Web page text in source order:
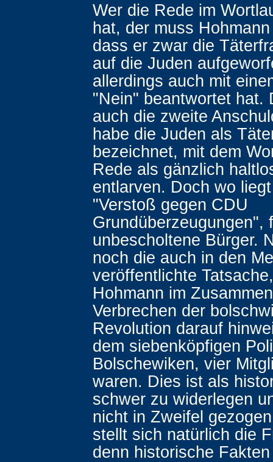
Wer die Rede im
hat, der muss
dass er zwar die
auf die Juden
allerdings auch mit
"Nein" beantwortet hat.
auch die zweite
habe die Juden als
bezeichnet, mit dem
Rede als gänzlich
entlarven. Doch wo
"Verstoß gegen CDU
Grundüberzeugungen",
unbescholtene Bürger.
noch die auch in den
veröffentlichte
Hohmann im
Verbrechen der
Revolution darauf
dem siebenköpfigen
Bolschewiken, vier
waren. Dies ist als
schwer zu widerlegen
nicht in Zweifel
stellt sich natürlich die
denn historische